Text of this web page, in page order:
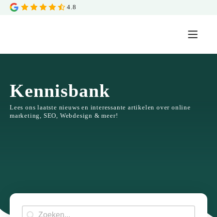
4.8
Kennisbank
Lees ons laatste nieuws en interessante artikelen over online
marketing, SEO, Webdesign & meer!
Search box